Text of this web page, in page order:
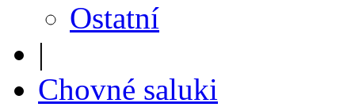
Ostatní
|
Chovné saluki